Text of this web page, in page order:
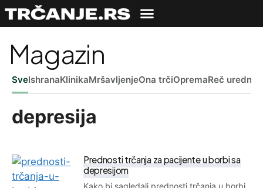
Magazin
SveIshranaKlinikaMršavljenjeOna trčiOpremaReč
depresija
Prednosti trčanja za pacijente u borbi sa
depresijom
Kako bi sagledali prednosti trčanja u borbi